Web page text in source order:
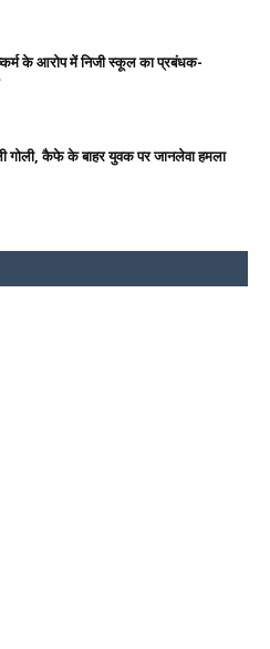
के आरोप में निजी स्कूल का प्रबंधक-
गोली, कैफे के बाहर युवक पर जानलेवा हमला